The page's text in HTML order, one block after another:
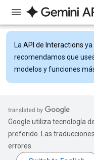
La API de Interactions ya
recomendamos que
modelos y funciones
Google utiliza tecnología
preferido. Las
errores.